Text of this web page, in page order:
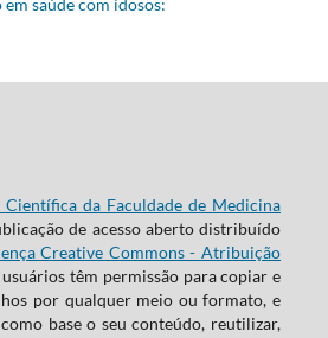
saúde com idosos:
Científica da Faculdade de Medicina
de acesso aberto distribuído
Creative Commons - Atribuição
usuários têm permissão para copiar e
por qualquer meio ou formato, e
base o seu conteúdo, reutilizar,